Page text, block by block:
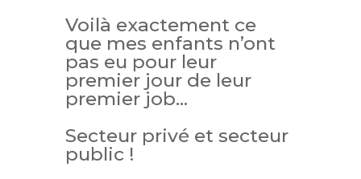
Voilà exactement ce
que mes enfants n’ont
pas eu pour leur
premier jour de leur
premier job…
Secteur privé et secteur
public !